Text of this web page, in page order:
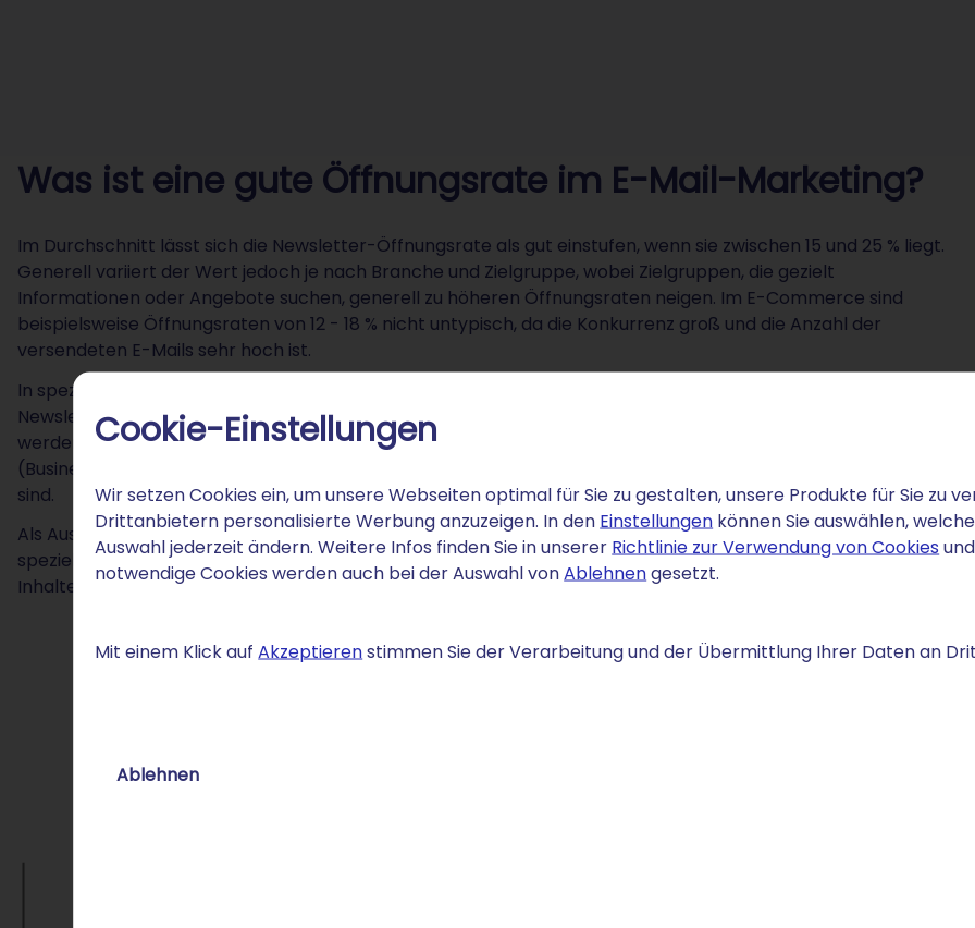
Cookie-Einstellungen
Wir setzen Cookies ein, um unsere Webseiten optimal für Sie zu gestalten, unsere Produkte für Sie zu
Drittanbietern personalisierte Werbung anzuzeigen. In den Einstellungen können Sie auswählen,
Auswahl jederzeit ändern. Weitere Infos finden Sie in unserer Richtlinie zur Verwendung von Cookies
notwendige Cookies werden auch bei der Auswahl vonAblehnengesetzt.
Mit einem Klick aufAkzeptierenstimmen Sie der Verarbeitung und der Übermittlung Ihrer Daten an
Ablehnen
Was ist eine gute Öffnungsrate im E-Mail-Marketing?
Im Durchschnitt lässt sich die Newsletter-Öffnungsrate als gut einstufen, wenn sie zwischen 15 und 25 % liegt.
Generell variiert der Wert jedoch je nach Branche und Zielgruppe, wobei Zielgruppen, die gezielt
Informationen oder Angebote suchen, generell zu höheren Öffnungsraten neigen. Im E-Commerce sind
beispielsweise Öffnungsraten von 12 - 18 % nicht untypisch, da die Konkurrenz groß und die Anzahl der
versendeten E-Mails sehr hoch ist.
In spezialisierten Branchen wie der Finanzdienstleistung oder dem Gesundheitswesen können Sie hingegen
Newsletter-Öffnungsraten von 20 - 30 % erreichen, da hier gezielte und relevante Informationen vermittelt
werden. Sehr hohe Öffnungsraten (etwa 25 - 40 %) lassen sich typischerweise mit B2B-Kampagnen
(Business-to-Business) erzielen, da die Zielgruppen sehr spezifisch und die Inhalte auf Fachthemen fokussiert
sind.
Als Ausnahme gilt die Öffnungsrate bei intern versendetenNewslettern für Mitarbeitende , denn bei dieser
speziellen Zielgruppe ist eher eine qualitative Analyse hilfreich in Form von direktem Feedback zu den
Inhalten.
Newsletter-Öffnungsrate
Eine hohe Öffnungsrate ist ein wichtiger Schlüssel
Unabhängig von Ihrer Branche, der Intention und
Practices, mit denen Sie die Wahrscheinlichkeit,